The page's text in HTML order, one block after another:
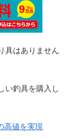
具はありません
い釣具を購入し
高値を実現